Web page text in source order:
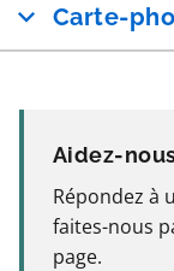
Carte-
Aidez-
Répondez à
faites-nous
page.